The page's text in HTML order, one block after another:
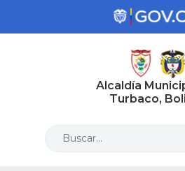
Alcaldía
Turbaco,
Buscar...